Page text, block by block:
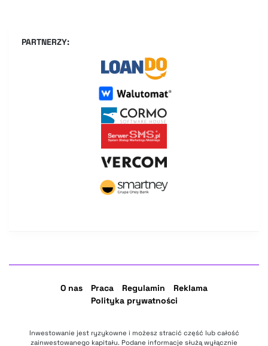
PARTNERZY:
O nas Praca Regulamin
Reklama
Polityka prywatności
Inwestowanie jest ryzykowne i możesz stracić część lub całość
zainwestowanego kapitału. Podane informacje służą wyłącznie